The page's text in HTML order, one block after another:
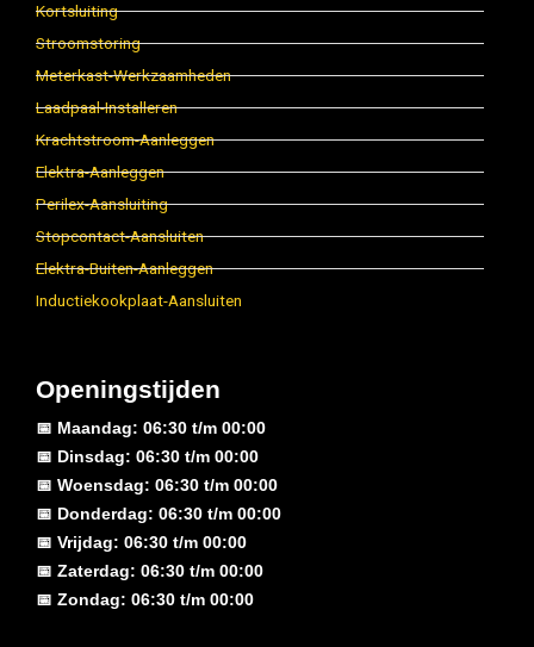
Kortsluiting
Stroomstoring
Meterkast-Werkzaamheden
Laadpaal-Installeren
Krachtstroom-Aanleggen
Elektra-Aanleggen
Perilex-Aansluiting
Stopcontact-Aansluiten
Elektra-Buiten-Aanleggen
Inductiekookplaat-Aansluiten
Openingstijden
📅 Maandag: 06:30 t/m 00:00
📅 Dinsdag: 06:30 t/m 00:00
📅 Woensdag: 06:30 t/m 00:00
📅 Donderdag: 06:30 t/m 00:00
📅 Vrijdag: 06:30 t/m 00:00
📅 Zaterdag: 06:30 t/m 00:00
📅 Zondag: 06:30 t/m 00:00